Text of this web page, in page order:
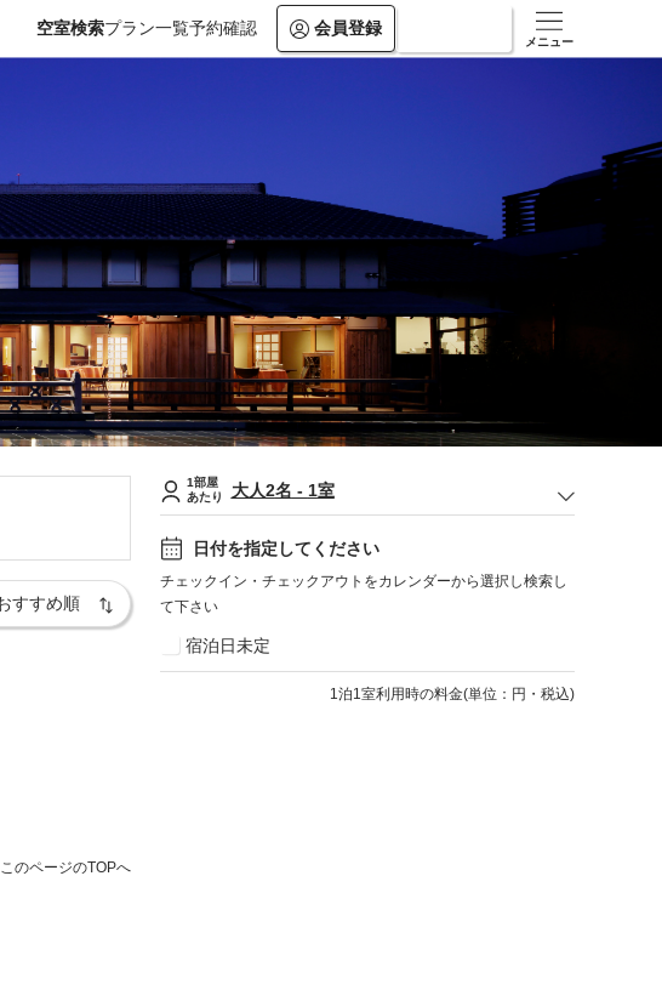
空室検索プラン一覧予約確認 会員登録
メニュー
このページのTOPへ
1部屋
あたり
大人2名 - 1室
日付を指定してください
チェックイン・チェックアウトをカレンダーから選択し検索し
て下さい
宿泊日未定
1 泊1室利用時の料金(単位：円・税込)